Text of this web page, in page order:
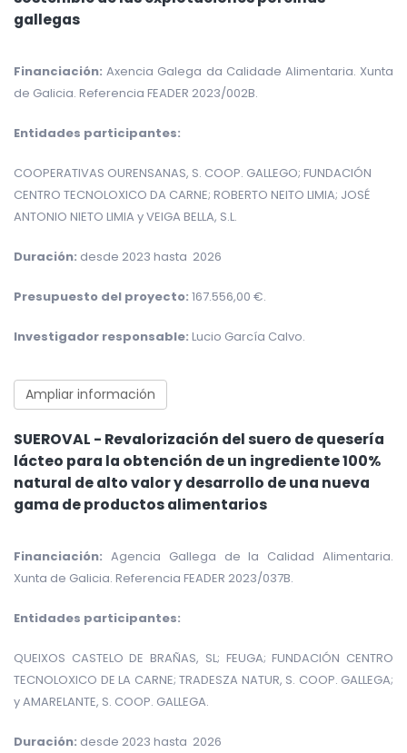
gallegas
Financiación:Axencia Galega da Calidade Alimentaria. Xunta
de Galicia. Referencia FEADER 2023/002B.
Entidades participantes:
COOPERATIVAS OURENSANAS, S. COOP. GALLEGO; FUNDACIÓN
CENTRO TECNOLOXICO DA CARNE; ROBERTO NEITO LIMIA; JOSÉ
ANTONIO NIETO LIMIA y VEIGA BELLA, S.L.
Duración: desde 2023 hasta 2026
Presupuesto del proyecto: 167.556,00 €.
Investigador responsable: Lucio García Calvo.
Ampliar información
SUEROVAL - Revalorización del suero de quesería
lácteo para la obtención de un ingrediente 100%
natural de alto valor y desarrollo de una nueva
gama de productos alimentarios
Financiación: Agencia Gallega de la Calidad Alimentaria.
Xunta de Galicia. Referencia FEADER 2023/037B.
Entidades participantes:
QUEIXOS CASTELO DE BRAÑAS, SL; FEUGA; FUNDACIÓN CENTRO
TECNOLOXICO DE LA CARNE; TRADESZA NATUR, S. COOP. GALLEGA;
y AMARELANTE, S. COOP. GALLEGA.
Duración: desde 2023 hasta 2026